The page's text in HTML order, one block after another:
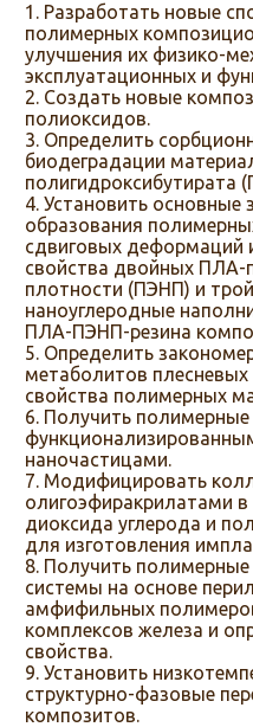
Разработать новые
полимерных
улучшения их физико-
эксплуатационных и
Создать новые
полиоксидов.
Определить
биодеградации
полигидроксибутирата
Установить основные
образования
сдвиговых деформаций
свойства двойных ПЛА-
плотности (ПЭНП) и
наноуглеродные
ПЛА-ПЭНП-резина
Определить
метаболитов
свойства полимерных
Получить
наночастицами.
Модифицировать
олигоэфиракрилатами в
диоксида углерода и
для изготовления
Получить
системы на основе
амфифильных
комплексов железа и
свойства.
Установить
структурно-фазовые
композитов.